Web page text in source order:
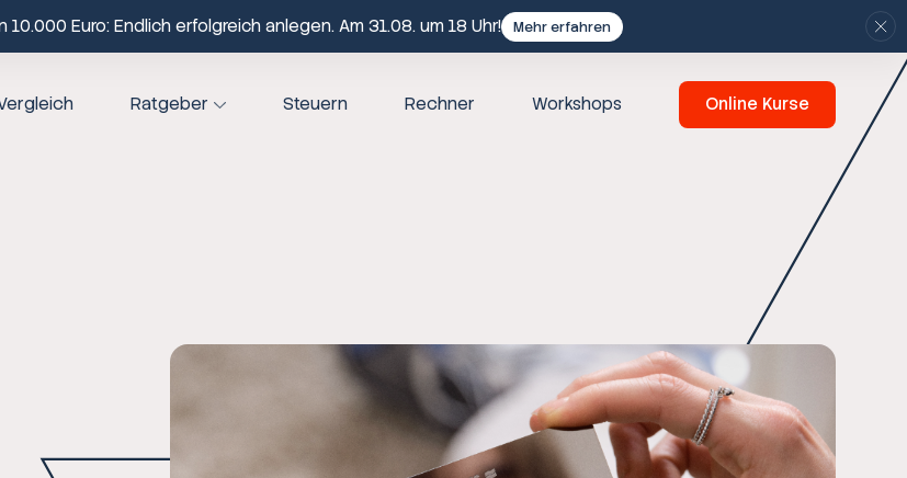
10.000 Euro: Endlich erfolgreich anlegen. Am 31.08. um 18 Uhr! Mehr erfahren
Ratgeber Steuern Rechner Workshops Online Kurse